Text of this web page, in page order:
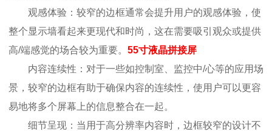
观感体验：较窄的边框通常会提升用户的观感体验，使
整个显示墙看起来更现代和时尚，这在需要吸引观众或提供
高/端感觉的场合较为重要。 55寸液晶拼接屏
内容连续性：对于一些如控制室、监控中/心等的应用场
景，较窄的边框有助于确保内容的连续性，使用户可以更容
易地将多个屏幕上的信息整合在一起。
细节呈现：当用于高分辨率内容时，边框较窄的设计不